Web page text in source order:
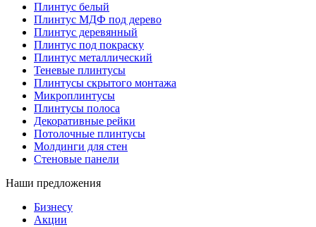
Плинтус белый
Плинтус МДФ под дерево
Плинтус деревянный
Плинтус под покраску
Плинтус металлический
Теневые плинтусы
Плинтусы скрытого монтажа
Микроплинтусы
Плинтусы полоса
Декоративные рейки
Потолочные плинтусы
Молдинги для стен
Стеновые панели
Наши предложения
Бизнесу
Акции